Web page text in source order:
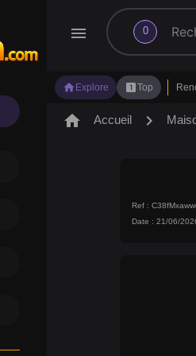
menu 0
search
home Explore looks_oneTop
home Accueil chevron_right
Ref :
Date : 21/06/